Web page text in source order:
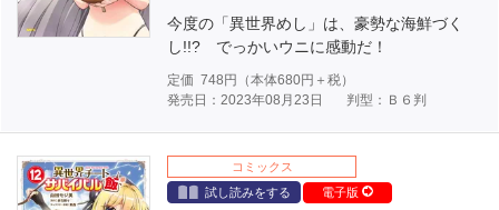
今度の「異世界めし」は、豪勢な海鮮づく
し!!? でっかいウニに感動だ！
定価 748 円（本体680円＋税）
発売日：2023年08月23日
判型：Ｂ６判
コミックス
試し読みをする
電子版